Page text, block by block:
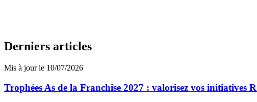
Derniers articles
Mis à jour le 10/07/2026
Trophées As de la Franchise 2027 : valorisez vos initiatives